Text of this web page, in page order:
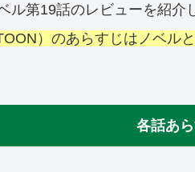
ル第19話のレビューを紹介
）のあらすじはノベルと
各話あ